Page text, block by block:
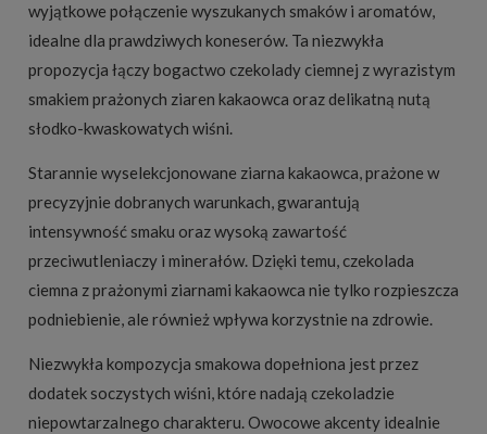
wyjątkowe połączenie wyszukanych smaków i aromatów,
idealne dla prawdziwych koneserów. Ta niezwykła
propozycja łączy bogactwo czekolady ciemnej z wyrazistym
smakiem prażonych ziaren kakaowca oraz delikatną nutą
słodko-kwaskowatych wiśni.
Starannie wyselekcjonowane ziarna kakaowca, prażone w
precyzyjnie dobranych warunkach, gwarantują
intensywność smaku oraz wysoką zawartość
przeciwutleniaczy i minerałów. Dzięki temu, czekolada
ciemna z prażonymi ziarnami kakaowca nie tylko rozpieszcza
podniebienie, ale również wpływa korzystnie na zdrowie.
Niezwykła kompozycja smakowa dopełniona jest przez
dodatek soczystych wiśni, które nadają czekoladzie
niepowtarzalnego charakteru. Owocowe akcenty idealnie